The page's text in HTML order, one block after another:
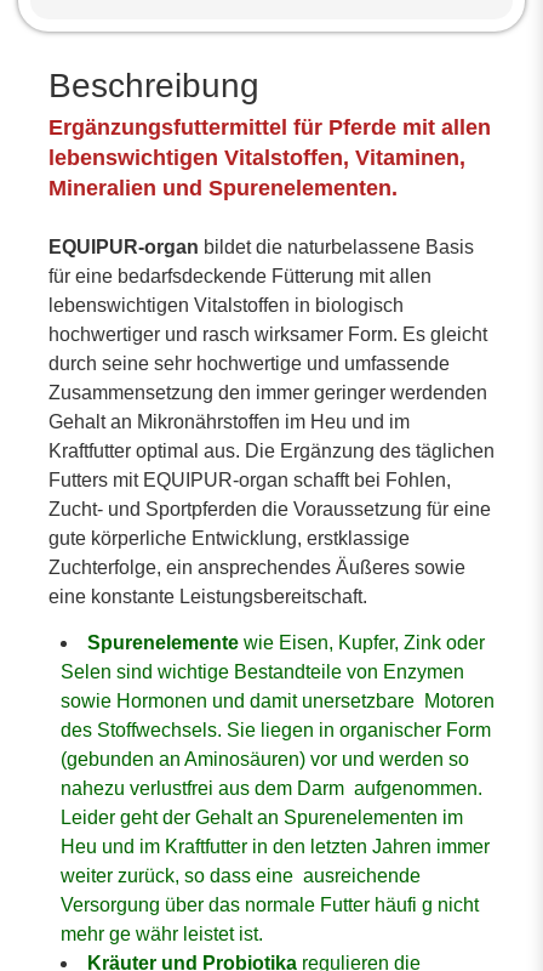
Beschreibung
Ergänzungsfuttermittel für Pferde mit allen
lebenswichtigen Vitalstoffen, Vitaminen,
Mineralien und Spurenelementen.
EQUIPUR-organ bildet die naturbelassene Basis
für eine bedarfsdeckende Fütterung mit allen
lebenswichtigen Vitalstoffen in biologisch
hochwertiger und rasch wirksamer Form. Es gleicht
durch seine sehr hochwertige und umfassende
Zusammensetzung den immer geringer werdenden
Gehalt an Mikronährstoffen im Heu und im
Kraftfutter optimal aus. Die Ergänzung des täglichen
Futters mit EQUIPUR-organ schafft bei Fohlen,
Zucht- und Sportpferden die Voraussetzung für eine
gute körperliche Entwicklung, erstklassige
Zuchterfolge, ein ansprechendes Äußeres sowie
eine konstante Leistungsbereitschaft.
Spurenelemente wie Eisen, Kupfer, Zink oder
Selen sind wichtige Bestandteile von Enzymen
sowie Hormonen und damit unersetzbare Motoren
des Stoffwechsels. Sie liegen in organischer Form
(gebunden an Aminosäuren) vor und werden so
nahezu verlustfrei aus dem Darm aufgenommen.
Leider geht der Gehalt an Spurenelementen im
Heu und im Kraftfutter in den letzten Jahren immer
weiter zurück, so dass eine ausreichende
Versorgung über das normale Futter häufi g nicht
mehr ge währ leistet ist.
Kräuter und Probiotika regulieren die